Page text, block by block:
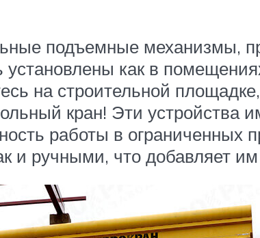
подъемные механизмы,
как в
на строительной
кран! Эти устройства
работы в ограниченных
и ручными, что добавляет